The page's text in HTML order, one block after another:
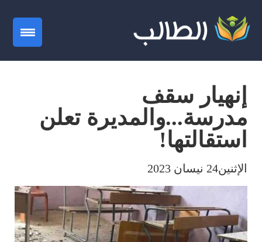
إنهيار سقف
مدرسة...والمديرة تعلن
استقالتها!
الإثنين24 نيسان 2023